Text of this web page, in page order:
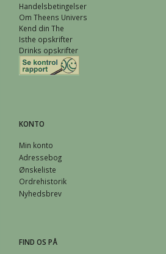
Handelsbetingelser
Om Theens Univers
Kend din The
Isthe opskrifter
Drinks opskrifter
KONTO
Min konto
Adressebog
Ønskeliste
Ordrehistorik
Nyhedsbrev
FIND OS PÅ